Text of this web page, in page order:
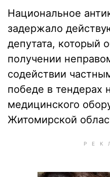
Национальное
задержало
депутата, который
получении
содействии
победе в тендерах
медицинского
Житомирской